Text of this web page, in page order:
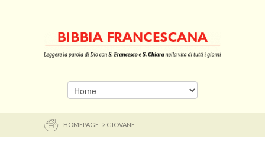
HOMEPAGE > GIOVANE